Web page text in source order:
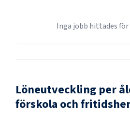
Inga jobb hittades
Löneutveckling per
förskola och